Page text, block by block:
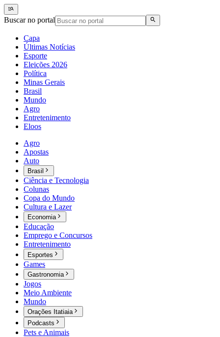
Buscar no portal
Capa
Últimas Notícias
Esporte
Eleições 2026
Política
Minas Gerais
Brasil
Mundo
Agro
Entretenimento
Eloos
Agro
Apostas
Auto
Brasil
Ciência e Tecnologia
Colunas
Copa do Mundo
Cultura e Lazer
Economia
Educação
Emprego e Concursos
Entretenimento
Esportes
Games
Gastronomia
Jogos
Meio Ambiente
Mundo
Orações Itatiaia
Podcasts
Pets e Animais